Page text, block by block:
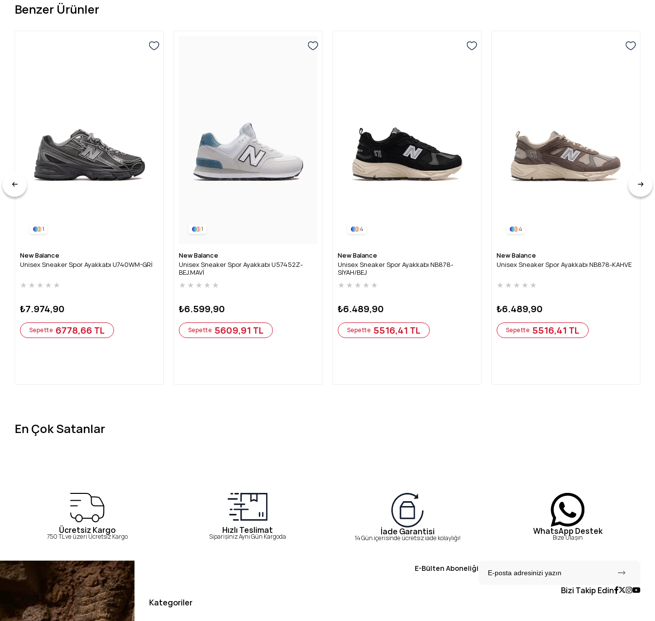
Benzer Ürünler
1
New Balance
Unisex Sneaker Spor Ayakkabı U740WM-GRİ
★ ★ ★ ★ ★
₺7.974,90
Sepette 6778,66 TL
1
New Balance
Unisex Sneaker Spor Ayakkabı U57452Z-
BEJ.MAVİ
★ ★ ★ ★ ★
₺6.599,90
Sepette 5609,91 TL
4
New Balance
Unisex Sneaker Spor Ayakkabı NB878-
SİYAH/BEJ
★ ★ ★ ★ ★
₺6.489,90
Sepette 5516,41 TL
4
New Balance
Unisex Sneaker Spor Ayakkabı NB878-KAHVE
★ ★ ★ ★ ★
₺6.489,90
Sepette 5516,41 TL
En Çok Satanlar
Ücretsiz Kargo
750 TL ve üzeri Ücretsiz Kargo
Hızlı Teslimat
Siparişiniz Aynı Gün Kargoda İade Garantisi
14 Gün içerisinde ücretsiz iade kolaylığı!
WhatsApp Destek
Bize Ulaşın
E-Bülten Aboneliği
Bizi Takip Edin
Kategoriler